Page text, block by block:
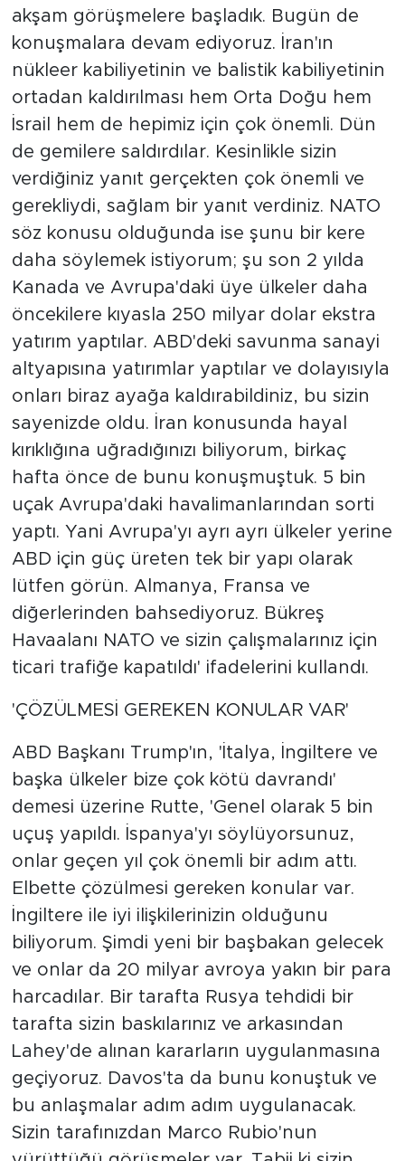
akşam görüşmelere başladık. Bugün de
konuşmalara devam ediyoruz. İran'ın
nükleer kabiliyetinin ve balistik kabiliyetinin
ortadan kaldırılması hem Orta Doğu hem
İsrail hem de hepimiz için çok önemli. Dün
de gemilere saldırdılar. Kesinlikle sizin
verdiğiniz yanıt gerçekten çok önemli ve
gerekliydi, sağlam bir yanıt verdiniz. NATO
söz konusu olduğunda ise şunu bir kere
daha söylemek istiyorum; şu son 2 yılda
Kanada ve Avrupa'daki üye ülkeler daha
öncekilere kıyasla 250 milyar dolar ekstra
yatırım yaptılar. ABD'deki savunma sanayi
altyapısına yatırımlar yaptılar ve dolayısıyla
onları biraz ayağa kaldırabildiniz, bu sizin
sayenizde oldu. İran konusunda hayal
kırıklığına uğradığınızı biliyorum, birkaç
hafta önce de bunu konuşmuştuk. 5 bin
uçak Avrupa'daki havalimanlarından sorti
yaptı. Yani Avrupa'yı ayrı ayrı ülkeler yerine
ABD için güç üreten tek bir yapı olarak
lütfen görün. Almanya, Fransa ve
diğerlerinden bahsediyoruz. Bükreş
Havaalanı NATO ve sizin çalışmalarınız için
ticari trafiğe kapatıldı' ifadelerini kullandı.
'ÇÖZÜLMESİ GEREKEN KONULAR VAR'
ABD Başkanı Trump'ın, 'İtalya, İngiltere ve
başka ülkeler bize çok kötü davrandı'
demesi üzerine Rutte, 'Genel olarak 5 bin
uçuş yapıldı. İspanya'yı söylüyorsunuz,
onlar geçen yıl çok önemli bir adım attı.
Elbette çözülmesi gereken konular var.
İngiltere ile iyi ilişkilerinizin olduğunu
biliyorum. Şimdi yeni bir başbakan gelecek
ve onlar da 20 milyar avroya yakın bir para
harcadılar. Bir tarafta Rusya tehdidi bir
tarafta sizin baskılarınız ve arkasından
Lahey'de alınan kararların uygulanmasına
geçiyoruz. Davos'ta da bunu konuştuk ve
bu anlaşmalar adım adım uygulanacak.
Sizin tarafınızdan Marco Rubio'nun